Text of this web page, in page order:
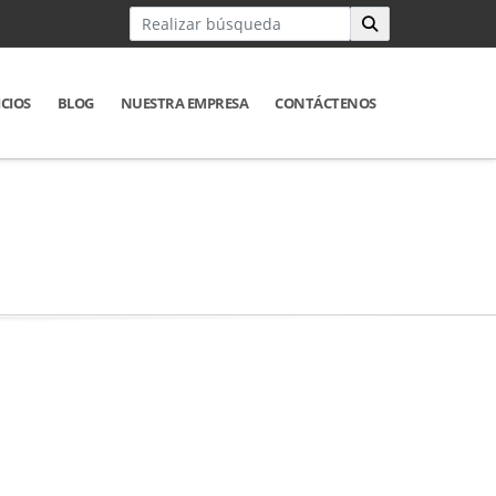
BLOG NUESTRA EMPRESA CONTÁCTENOS